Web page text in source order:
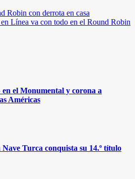
Robin con derrota en casa
Línea va con todo en el Round Robin
en el Monumental y corona a
Américas
Nave Turca conquista su 14.º título